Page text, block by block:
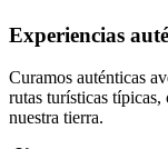
Experiencias
Curamos auténticas
rutas turísticas
nuestra tierra.